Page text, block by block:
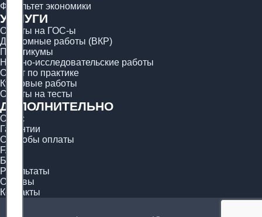
Факультет экономики
УСЛУГИ
Ответы на ГОС-ы
Дипломные работы (ВКР)
Практикумы
Научно-исследовательские работы
Отчёт по практике
Курсовые работы
Ответы на тесты
ДОПОЛНИТЕЛЬНО
О нас
Гарантии
Способы оплаты
FAQ
Блог
Результаты
Отзывы
Контакты